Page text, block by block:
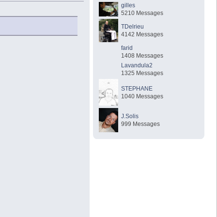
gilles
5210 Messages
TDelrieu
4142 Messages
farid
1408 Messages
Lavandula2
1325 Messages
STEPHANE
1040 Messages
J.Solis
999 Messages